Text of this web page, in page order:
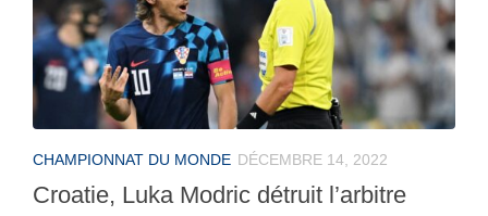
CHAMPIONNAT DU MONDE DÉCEMBRE 14, 2022
Croatie, Luka Modric détruit l’arbitre